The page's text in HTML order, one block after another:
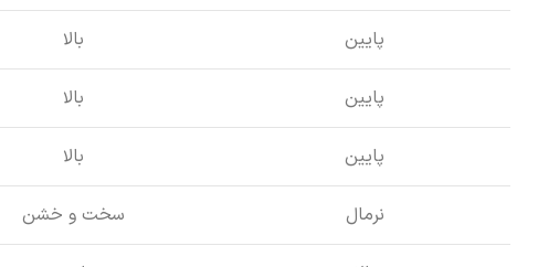
پایین بالا
پایین بالا
پایین بالا
نرمال سخت و خشن